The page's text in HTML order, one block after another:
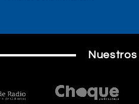
Nuestros